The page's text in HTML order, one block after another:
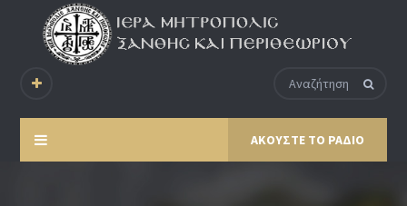
ΑΚΟΥΣΤΕ ΤΟ ΡΑΔΙΟ